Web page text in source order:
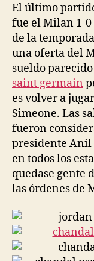
El último
fue el Milan 1-0
de la
una oferta del
sueldo
saint germain
es volver a
Simeone. Las
fueron
presidente Anil
en todos los
quedase gente
las órdenes de